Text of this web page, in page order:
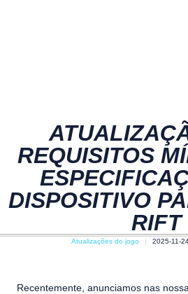
REQUISITOS
DISPOSITIVO
RIFT
Atualizações do jogo 2025-11-
Recentemente, anunciamos nas